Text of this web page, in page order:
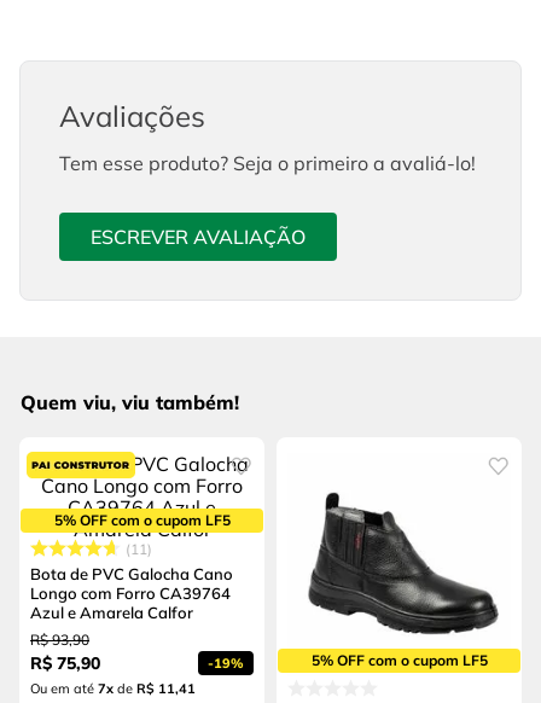
Avaliações
Tem esse produto? Seja o primeiro a avaliá-lo!
ESCREVER AVALIAÇÃO
Quem viu, viu também!
5% OFF com o cupom LF5
11
Bota de PVC Galocha Cano
Longo com Forro CA39764
Azul e Amarela Calfor
R$ 93,90
R$ 75,90 -19%
Ou em até 7x de R$ 11,41
5% OFF com o cupom LF5